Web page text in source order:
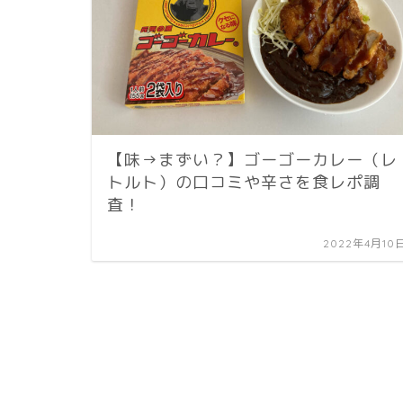
【味→まずい？】ゴーゴーカレー（レ
トルト）の口コミや辛さを食レポ調
査！
2022年4月10